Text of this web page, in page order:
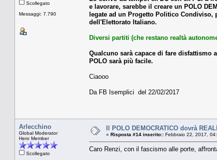
Scollegato
Messaggi: 7.790
e lavorare, sarebbe il creare un POLO
legate ad un Progetto Politico
dell'Elettorato Italiano.
Diversi partiti (che restano realtà
Qualcuno sarà capace di fare disfattismo
POLO sarà più facile.
Ciaooo
Da FB Isemplici del 22/02/2017
Arlecchino
Global Moderator
Hero Member
Scollegato
Il POLO DEMOCRATICO dovrà
« Risposta #14 inserito:: Febbraio 22, 2017,
Caro Renzi, con il fascismo alle porte,